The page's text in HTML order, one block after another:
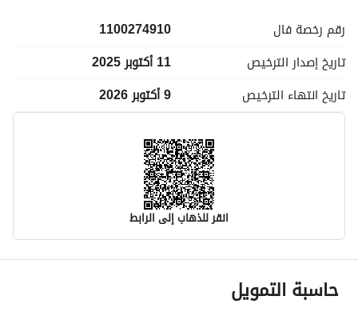
رقم رخصة فال
1100274910
تاريخ إصدار الترخيص
11 أكتوبر 2025
تاريخ انتهاء الترخيص 9 أكتوبر 2026
انقر للذهاب إلى الرابط
معلومات مسؤول الإعلان
اسم المسؤول
حاسبة التمويل